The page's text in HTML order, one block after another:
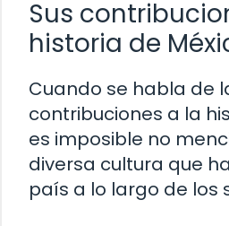
Sus
historia de
Cuando se habla de
contribuciones a la
es imposible no
diversa cultura que
país a lo largo de los